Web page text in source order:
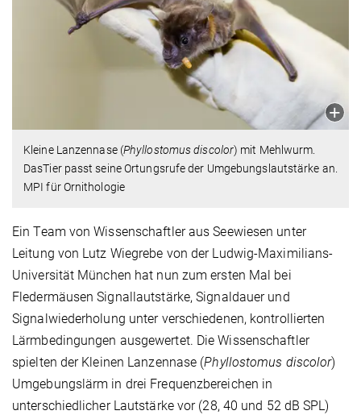
Kleine Lanzennase (Phyllostomus discolor) mit Mehlwurm.
DasTier passt seine Ortungsrufe der Umgebungslautstärke an.
MPI für Ornithologie
Ein Team von Wissenschaftler aus Seewiesen unter
Leitung von Lutz Wiegrebe von der Ludwig-Maximilians-
Universität München hat nun zum ersten Mal bei
Fledermäusen Signallautstärke, Signaldauer und
Signalwiederholung unter verschiedenen, kontrollierten
Lärmbedingungen ausgewertet. Die Wissenschaftler
spielten der Kleinen Lanzennase (Phyllostomus discolor)
Umgebungslärm in drei Frequenzbereichen in
unterschiedlicher Lautstärke vor (28, 40 und 52 dB SPL)